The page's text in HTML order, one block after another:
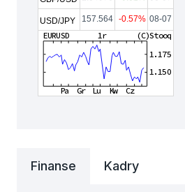
USD/JPY 157.564 -0.57% 08-07
Finanse Kadry